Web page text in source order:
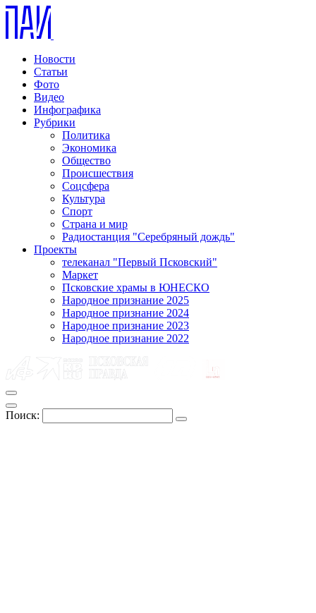
Новости
Статьи
Фото
Видео
Инфографика
Рубрики
Политика
Экономика
Общество
Происшествия
Соцсфера
Культура
Спорт
Страна и мир
Радиостанция "Серебряный дождь"
Проекты
телеканал "Первый Псковский"
Маркет
Псковские храмы в ЮНЕСКО
Народное признание 2025
Народное признание 2024
Народное признание 2023
Народное признание 2022
Поиск: